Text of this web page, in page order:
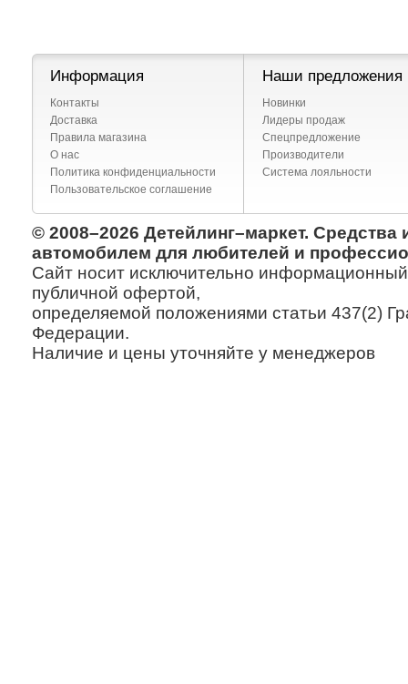
Информация
Контакты
Доставка
Правила магазина
О нас
Политика конфиденциальности
Пользовательское соглашение
Наши предложения
Новинки
Лидеры продаж
Спецпредложение
Производители
Система лояльности
© 2008–2026 Детейлинг–маркет. Средства
автомобилем для любителей и
Сайт носит исключительно информационный
публичной офертой,
определяемой положениями статьи 437(2)
Федерации.
Наличие и цены уточняйте у менеджеров